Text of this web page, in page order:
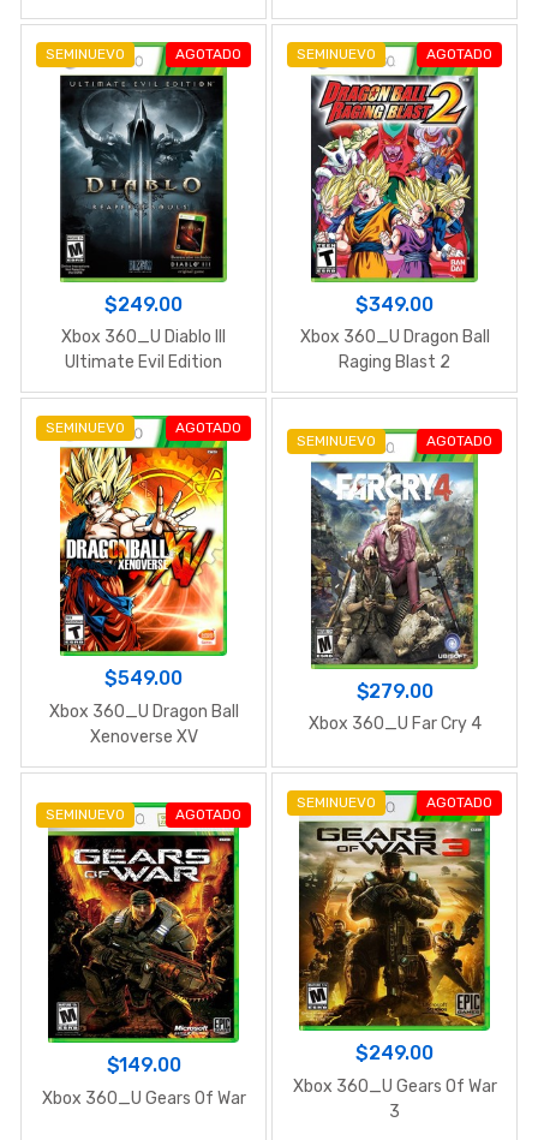
AGOTADO
SEMINUEVO
$249.00
Xbox 360_U Diablo III
Ultimate Evil Edition
AGOTADO
SEMINUEVO
$349.00
Xbox 360_U Dragon Ball
Raging Blast 2
AGOTADO
SEMINUEVO
$549.00
Xbox 360_U Dragon Ball
Xenoverse XV
AGOTADO
SEMINUEVO
$279.00
Xbox 360_U Far Cry 4
AGOTADO
SEMINUEVO
$149.00
Xbox 360_U Gears Of War
AGOTADO
SEMINUEVO
$249.00
Xbox 360_U Gears Of War
3